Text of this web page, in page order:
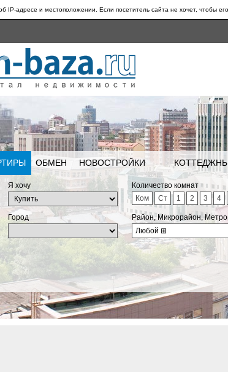
IP-адресе и местоположении. Если посетитель сайта не хочет, чтобы
ОБМЕН НОВОСТРОЙКИ
Я хочу
Количество комнат
Ком
Ст 1 2 3 4
Город
Район, Микрорайон, Метро
Любой ⊞